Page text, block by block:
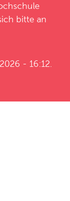
bitte an
- 16:12.